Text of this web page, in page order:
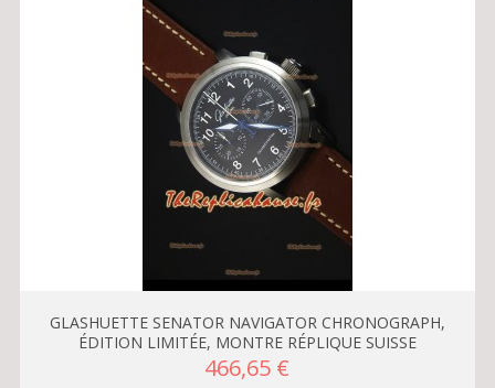
GLASHUETTE SENATOR NAVIGATOR CHRONOGRAPH,
ÉDITION LIMITÉE, MONTRE RÉPLIQUE SUISSE
466,65 €